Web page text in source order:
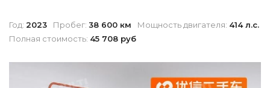
Год: 2023 Пробег: 38 600 км Мощность двигателя: 414 л.с.
Полная стоимость: 45 708 руб